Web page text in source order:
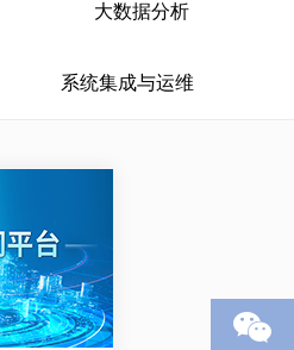
大数据分析
系统集成与运维